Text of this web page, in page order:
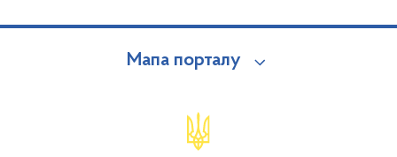
Мапа порталу